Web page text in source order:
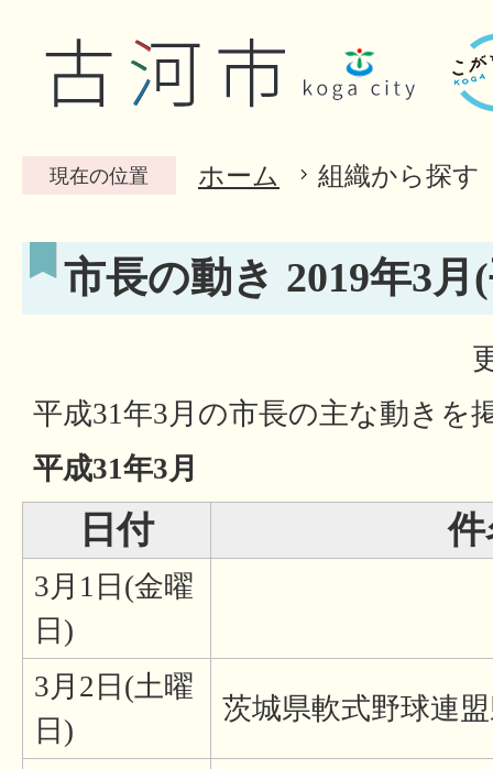
現在の位置 ホーム 組織から探す
市長の動き 2019年3月
平成31年3月の市長の主な動きを
平成31年3月
日付 件
3月1日(金曜
日)
3月2日(土曜
日)
茨城県軟式野球連